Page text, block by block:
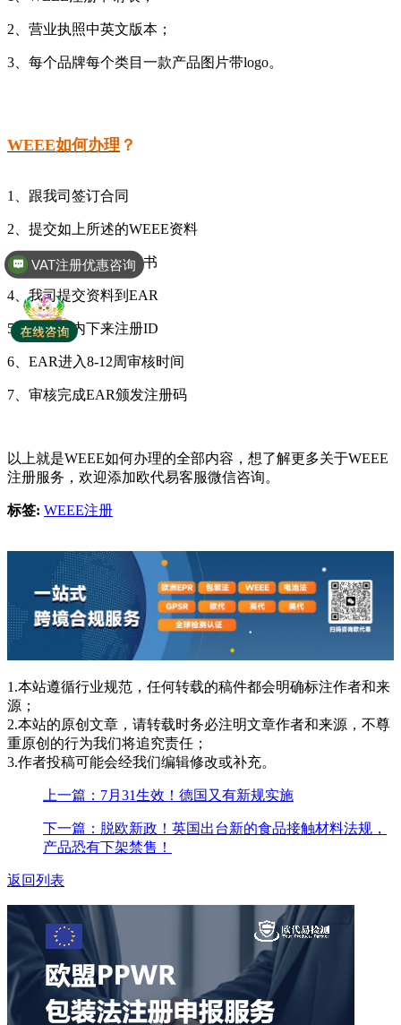
2、营业执照中英文版本；
3、每个品牌每个类目一款产品图片带logo。
WEEE如何办理 ？
1、跟我司签订合同
2、提交如上所述的WEEE资料
3、签订跟我司的授权书
4、我司提交资料到EAR
5、12小时内下来注册ID
6、EAR进入8-12周审核时间
7、审核完成EAR颁发注册码
以上就是WEEE如何办理的全部内容，想了解更多关于WEEE
注册服务，欢迎添加欧代易客服微信咨询。
标签: WEEE注册
1.本站遵循行业规范，任何转载的稿件都会明确标注作者和来
源；
2.本站的原创文章，请转载时务必注明文章作者和来源，不尊
重原创的行为我们将追究责任；
3.作者投稿可能会经我们编辑修改或补充。
上一篇：7月31生效！德国又有新规实施
下一篇：脱欧新政！英国出台新的食品接触材料法规，
产品恐有下架禁售！
返回列表
全球商标专利注册